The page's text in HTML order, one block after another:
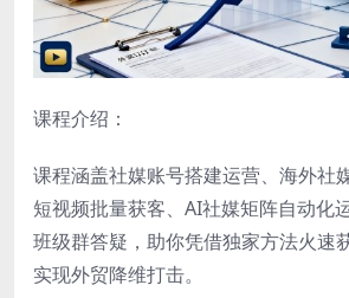
课程介绍：
课程涵盖社媒账号搭建运营、海外社
短视频批量获客、AI社媒矩阵自动化
班级群答疑，助你凭借独家方法火速
实现外贸降维打击。